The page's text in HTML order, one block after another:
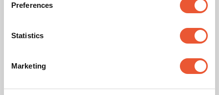
Preferences
Statistics
Marketing
TV boven de openhaard
Lees hier alle blogs